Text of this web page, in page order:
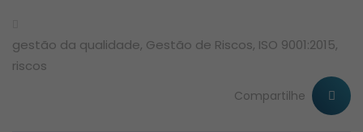
gestão da qualidade, Gestão de Riscos, ISO 9001:2015,
riscos
Compartilhe